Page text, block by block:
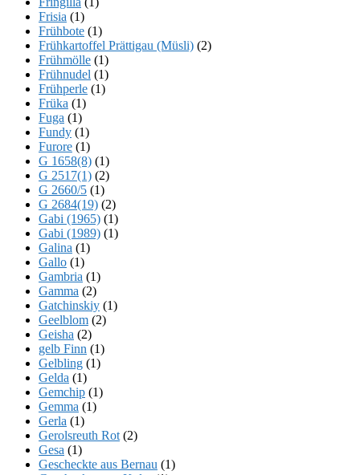
Frisia (1)
Frühbote (1)
Frühkartoffel Prättigau (Müsli) (2)
Frühmölle (1)
Frühnudel (1)
Frühperle (1)
Früka (1)
Fuga (1)
Fundy (1)
Furore (1)
G 1658(8) (1)
G 2517(1) (2)
G 2660/5 (1)
G 2684(19) (2)
Gabi (1965) (1)
Gabi (1989) (1)
Galina (1)
Gallo (1)
Gambria (1)
Gamma (2)
Gatchinskiy (1)
Geelblom (2)
Geisha (2)
gelb Finn (1)
Gelbling (1)
Gelda (1)
Gemchip (1)
Gemma (1)
Gerla (1)
Gerolsreuth Rot (2)
Gesa (1)
Gescheckte aus Bernau (1)